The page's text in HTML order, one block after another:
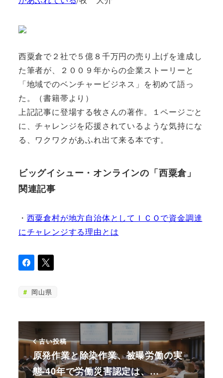
西粟倉で２社で５億８千万円の売り上げを達成し
た筆者が、２００９年からの企業ストーリーと
「地域でのベンチャービジネス」を初めて語っ
た。（書籍帯より）
上記記事に登場する牧さんの著作。１ページごと
に、チャレンジを応援されているような気持にな
る、ワクワクがあふれ出て来る本です。
ビッグイシュー・オンラインの「西粟倉」
関連記事
・ 西粟倉村が地方自治体としてＩＣＯで資金調達
にチャレンジする理由とは
岡山県
古い投稿
原発作業と除染作業、被曝労働の実
態-40年で労働災害認定は、…